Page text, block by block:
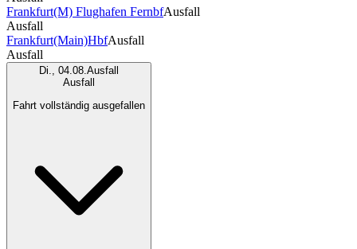
Frankfurt(M) Flughafen FernbfAusfall
Ausfall
Frankfurt(Main)HbfAusfall
Ausfall
Di., 04.08.Ausfall
Ausfall
Fahrt vollständig ausgefallen